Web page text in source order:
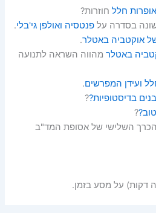
אופרות חלל חוזרות?
בסדרה עלפנטסיה ואולפן גי'בלי.
אוקטביה באטלר.
באטלר מהווה השראה לתנועה
ועידן המפרשים.
בדיסטופיות??
?
השלישי של אסופת המד"ב
דקות) על מסע בזמן.